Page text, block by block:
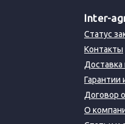
Inter-
Статус
Контакты
Доставка
Гарантии
Договор
О